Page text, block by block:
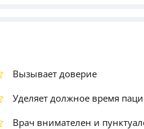
Вызывает доверие
Уделяет должное время
Врач внимателен и